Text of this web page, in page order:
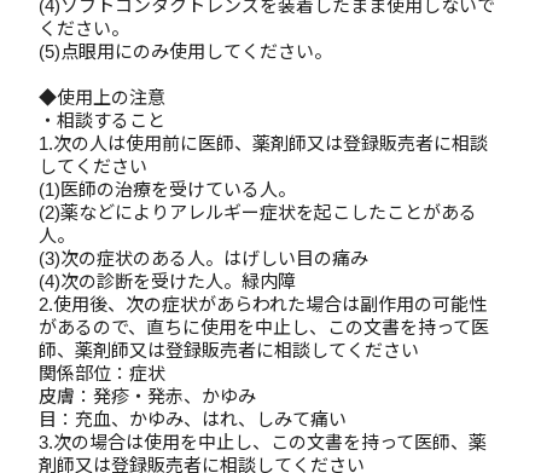
(4)ソフトコンタクトレンズを装着したまま使用しないで
ください。
(5)点眼用にのみ使用してください。
◆使用上の注意
・相談すること
1.次の人は使用前に医師、薬剤師又は登録販売者に相談
してください
(1)医師の治療を受けている人。
(2)薬などによりアレルギー症状を起こしたことがある
人。
(3)次の症状のある人。はげしい目の痛み
(4)次の診断を受けた人。緑内障
2.使用後、次の症状があらわれた場合は副作用の可能性
があるので、直ちに使用を中止し、この文書を持って医
師、薬剤師又は登録販売者に相談してください
関係部位：症状
皮膚：発疹・発赤、かゆみ
目：充血、かゆみ、はれ、しみて痛い
3.次の場合は使用を中止し、この文書を持って医師、薬
剤師又は登録販売者に相談してください